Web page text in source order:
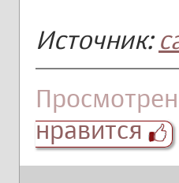
Источник:
нравится